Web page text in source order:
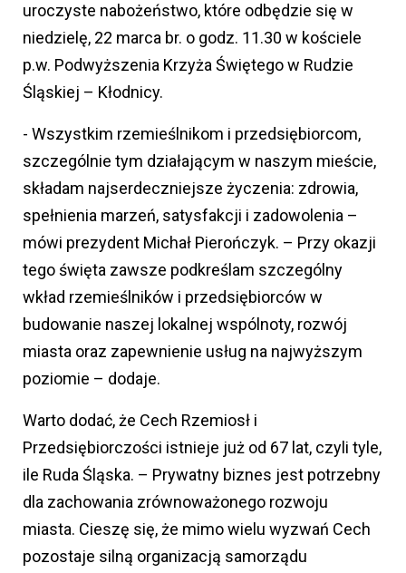
uroczyste nabożeństwo, które odbędzie się w
niedzielę, 22 marca br. o godz. 11.30 w kościele
p.w. Podwyższenia Krzyża Świętego w Rudzie
Śląskiej – Kłodnicy.
- Wszystkim rzemieślnikom i przedsiębiorcom,
szczególnie tym działającym w naszym mieście,
składam najserdeczniejsze życzenia: zdrowia,
spełnienia marzeń, satysfakcji i zadowolenia –
mówi prezydent Michał Pierończyk. – Przy okazji
tego święta zawsze podkreślam szczególny
wkład rzemieślników i przedsiębiorców w
budowanie naszej lokalnej wspólnoty, rozwój
miasta oraz zapewnienie usług na najwyższym
poziomie – dodaje.
Warto dodać, że Cech Rzemiosł i
Przedsiębiorczości istnieje już od 67 lat, czyli tyle,
ile Ruda Śląska. – Prywatny biznes jest potrzebny
dla zachowania zrównoważonego rozwoju
miasta. Cieszę się, że mimo wielu wyzwań Cech
pozostaje silną organizacją samorządu